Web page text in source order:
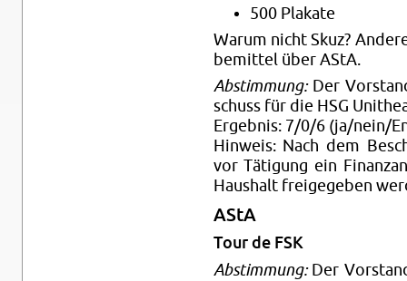
500 Pla­ka­te
Warum nicht Skuz?
be­mit­tel über AStA.
Ab­stim­mung:Der
schuss für die HSG
Er­geb­nis: 7/0/6 (ja/nein/
Hin­weis: Nach dem
vor Tä­ti­gung ein
Haus­halt frei­ge­ge­ben
AStA
Tour de FSK
Ab­stim­mung:Der